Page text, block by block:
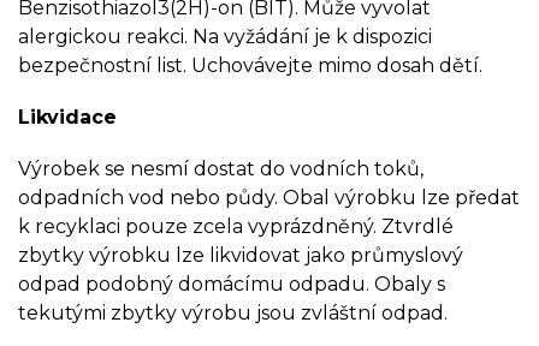
Benzisothiazol3(2H)-on (BIT). Může vyvolat
alergickou reakci. Na vyžádání je k dispozici
bezpečnostní list. Uchovávejte mimo dosah dětí.
Likvidace
Výrobek se nesmí dostat do vodních toků,
odpadních vod nebo půdy. Obal výrobku lze předat
k recyklaci pouze zcela vyprázdněný. Ztvrdlé
zbytky výrobku lze likvidovat jako průmyslový
odpad podobný domácímu odpadu. Obaly s
tekutými zbytky výrobu jsou zvláštní odpad.